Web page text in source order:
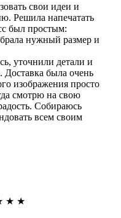
свои идеи и
Решила напечатать
был простым:
нужный размер и
уточнили детали и
Доставка была очень
изображения просто
смотрю на свою
Собираюсь
всем своим
★ ★